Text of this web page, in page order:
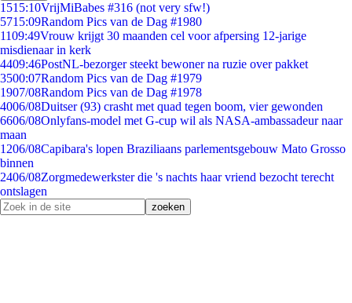
1515:10VrijMiBabes #316 (not very sfw!)
5715:09Random Pics van de Dag #1980
1109:49Vrouw krijgt 30 maanden cel voor afpersing 12-jarige
misdienaar in kerk
4409:46PostNL-bezorger steekt bewoner na ruzie over pakket
3500:07Random Pics van de Dag #1979
1907/08Random Pics van de Dag #1978
4006/08Duitser (93) crasht met quad tegen boom, vier gewonden
6606/08Onlyfans-model met G-cup wil als NASA-ambassadeur naar
maan
1206/08Capibara's lopen Braziliaans parlementsgebouw Mato Grosso
binnen
2406/08Zorgmedewerkster die 's nachts haar vriend bezocht terecht
ontslagen